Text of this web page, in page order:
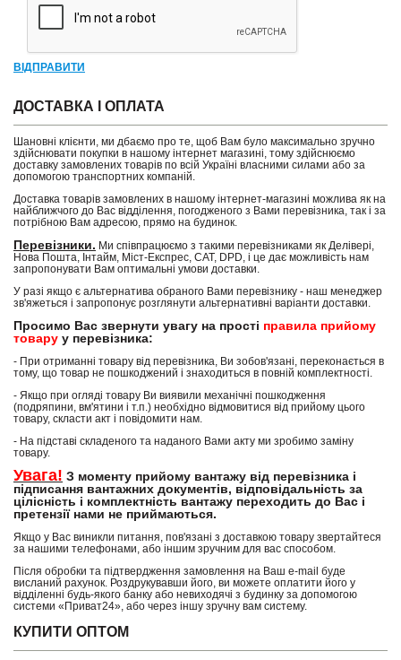
ВІДПРАВИТИ
ДОСТАВКА І ОПЛАТА
Шановні клієнти, ми дбаємо про те, щоб Вам було максимально зручно
здійснювати покупки в нашому інтернет магазині, тому здійснюємо
доставку замовлених товарів по всій Україні власними силами або за
допомогою транспортних компаній.
Доставка товарів замовлених в нашому інтернет-магазині можлива як на
найближчого до Вас відділення, погодженого з Вами перевізника, так і за
потрібною Вам адресою, прямо на будинок.
Перевізники. Ми співпрацюємо з такими перевізниками як Делівері,
Нова Пошта, Інтайм, Міст-Експрес, САТ, DPD, і це дає можливість нам
запропонувати Вам оптимальні умови доставки.
У разі якщо є альтернатива обраного Вами перевізнику - наш менеджер
зв'яжеться і запропонує розглянути альтернативні варіанти доставки.
Просимо Вас звернути увагу на прості правила прийому
товару у перевізника:
- При отриманні товару від перевізника, Ви зобов'язані, переконається в
тому, що товар не пошкоджений і знаходиться в повній комплектності.
- Якщо при огляді товару Ви виявили механічні пошкодження
(подряпини, вм'ятини і т.п.) необхідно відмовитися від прийому цього
товару, скласти акт і повідомити нам.
- На підставі складеного та наданого Вами акту ми зробимо заміну
товару.
Увага! З моменту прийому вантажу від перевізника і
підписання вантажних документів, відповідальність за
цілісність і комплектність вантажу переходить до Вас і
претензії нами не приймаються.
Якщо у Вас виникли питання, пов'язані з доставкою товару звертайтеся
за нашими телефонами, або іншим зручним для вас способом.
Після обробки та підтвердження замовлення на Ваш e-mail буде
висланий рахунок. Роздрукувавши його, ви можете оплатити його у
відділенні будь-якого банку або невиходячі з будинку за допомогою
системи «Приват24», або через іншу зручну вам систему.
КУПИТИ ОПТОМ